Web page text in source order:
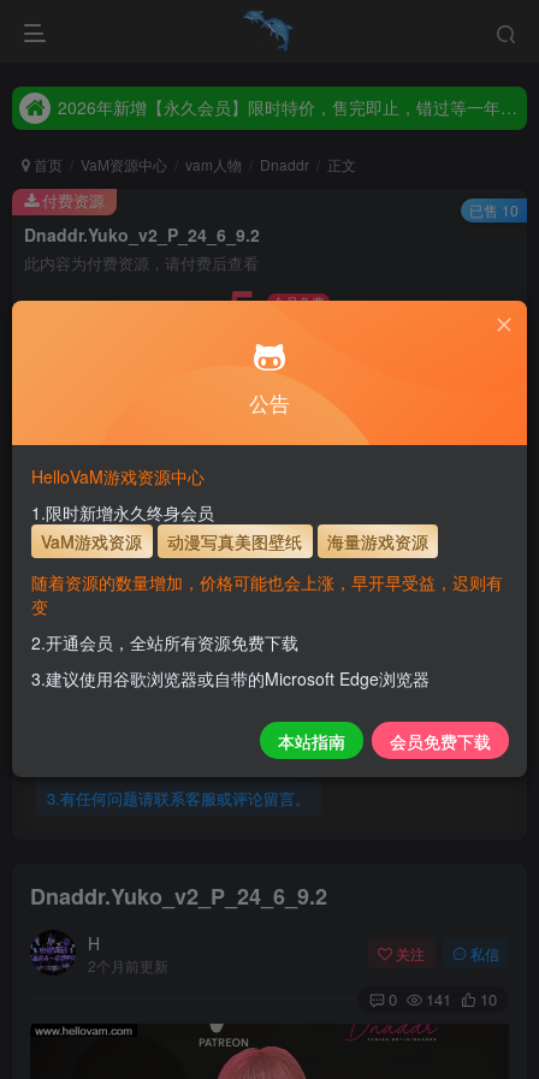
2026年新增【永久会员】限时特价，售完即止，错过等一年！！！
2026年新增【永久会员】限时特价，售完即止，错过等一年！！！
首页 VaM资源中心 vam人物 Dnaddr 正文
Dnaddr.Yuko_v2_P_24_6_9.2
此内容为付费资源，请付费后查看
5 会员免费
立即购买
主流网盘——高速下载
支付页面打不开或支付后不跳转请联系QQ：3317425885
人物使用教程
解压密码
会员尊享全站资源【免费下载】！
1.为了资源不失效！请不要在线解压！
2.请先保存到自己网盘后再下载！
3.有任何问题请联系客服或评论留言。
付费资源 已售 10
Dnaddr.Yuko_v2_P_24_6_9.2
H
2个月前更新
关注 私信
0 141 10
公告
HelloVaM游戏资源中心
1.限时新增永久终身会员
VaM游戏资源
动漫写真美图壁纸
海量游戏资源
随着资源的数量增加，价格可能也会上涨，早开早受益，迟则有
变
2.开通会员，全站所有资源免费下载
3.建议使用谷歌浏览器或自带的Microsoft Edge浏览器
本站指南 会员免费下载